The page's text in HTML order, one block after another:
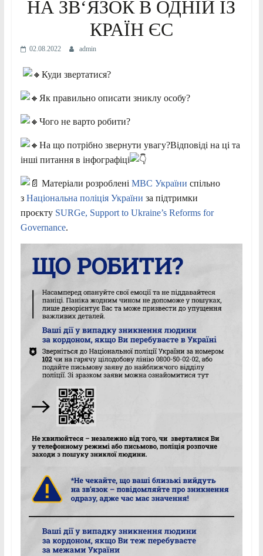
НА ЗВ‘ЯЗОК В ОДНІЙ ІЗ
КРАЇН ЄС
02.08.2022 admin
Куди звертатися?
Як правильно описати зниклу особу?
Чого не варто робити?
На що потрібно звернути увагу?Відповіді на ці та
інші питання в інфографіці
Матеріали розроблені МВС України спільно
з Національна поліція України за підтримки
проєкту SURGe, Support to Ukraine’s Reforms for
Governance.